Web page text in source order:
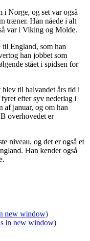
i Norge, og set var også
træner. Han nåede i alt
var i Viking og Molde.
England, som han
han jobbet som
stået i spidsen for
til halvandet års tid i
efter syv nederlag i
af januar, og om han
overhovedet er
niveau, og det er også et
Han kender også
new window)
in new window)